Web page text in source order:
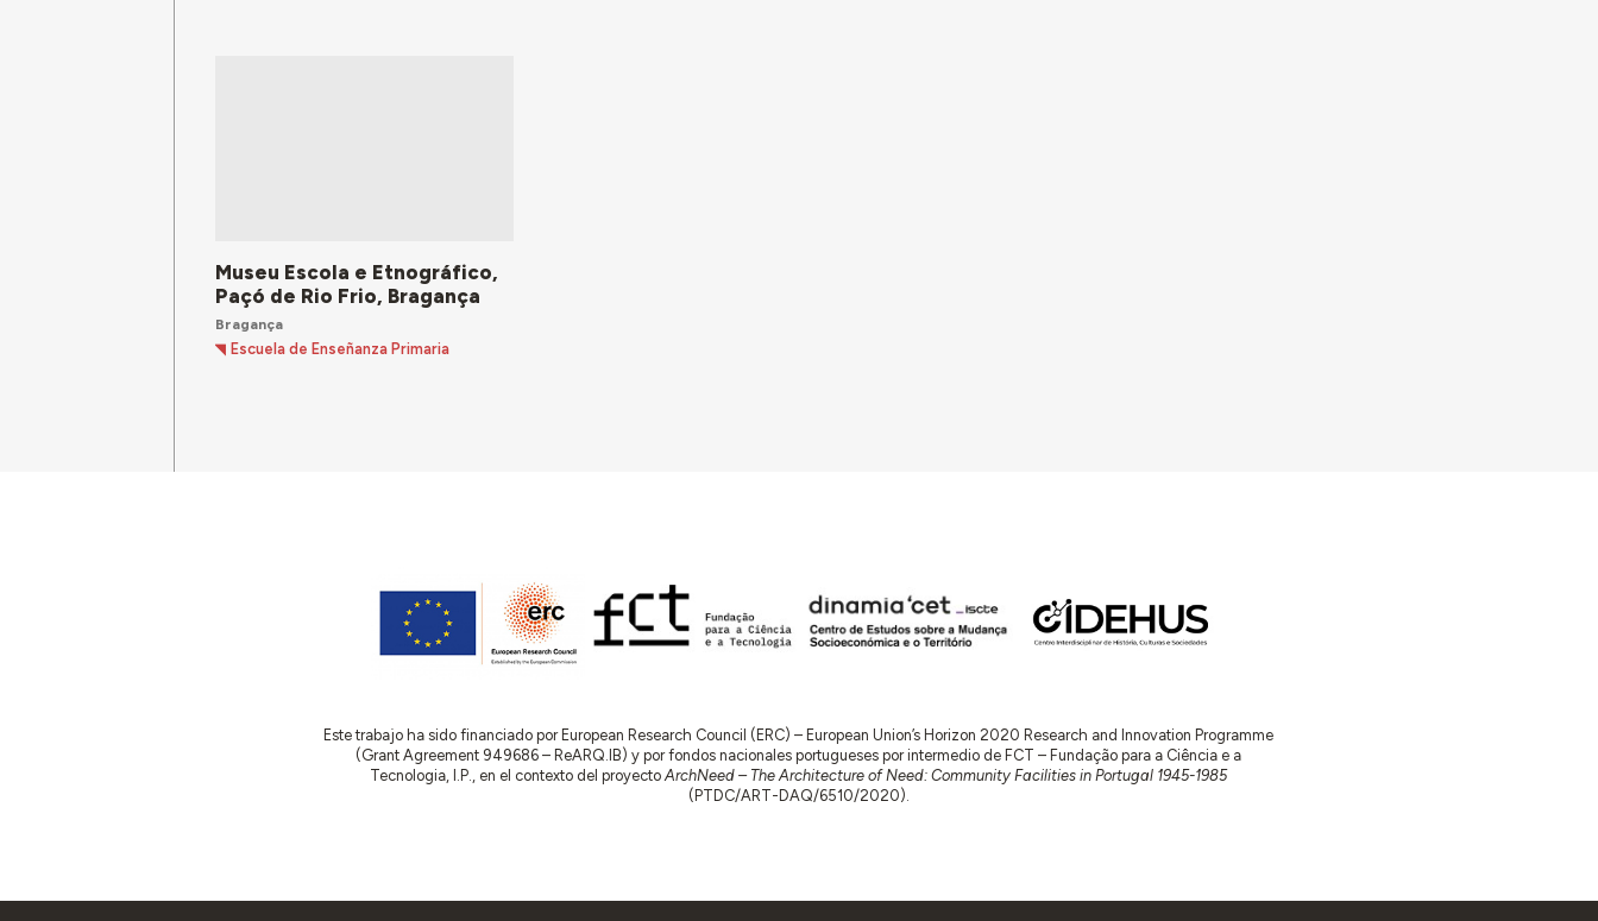
Museu Escola e Etnográfico,
Paçó de Rio Frio, Bragança
Bragança
Escuela de Enseñanza Primaria
Este trabajo ha sido financiado por European Research Council (ERC) – European Union’s Horizon 2020 Research and Innovation Programme
(Grant Agreement 949686 – ReARQ.IB) y por fondos nacionales portugueses por intermedio de FCT – Fundação para a Ciência e a
Tecnologia, I.P., en el contexto del proyectoArchNeed – The Architecture of Need: Community Facilities in Portugal 1945-1985
(PTDC/ART-DAQ/6510/2020).